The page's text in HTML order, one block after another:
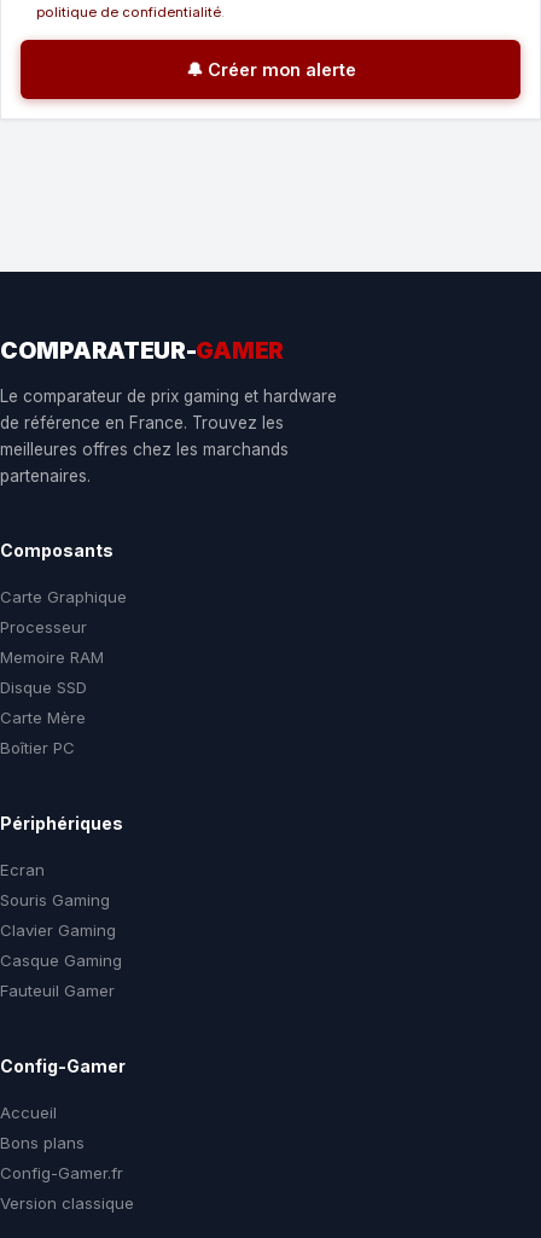
politique de confidentialité
🔔 Créer mon alerte
COMPARATEUR-GAMER
Le comparateur de prix gaming et hardware
de référence en France. Trouvez les
meilleures offres chez les marchands
partenaires.
Composants
Carte Graphique
Processeur
Memoire RAM
Disque SSD
Carte Mère
Boîtier PC
Périphériques
Ecran
Souris Gaming
Clavier Gaming
Casque Gaming
Fauteuil Gamer
Config-Gamer
Accueil
Bons plans
Config-Gamer.fr
Version classique